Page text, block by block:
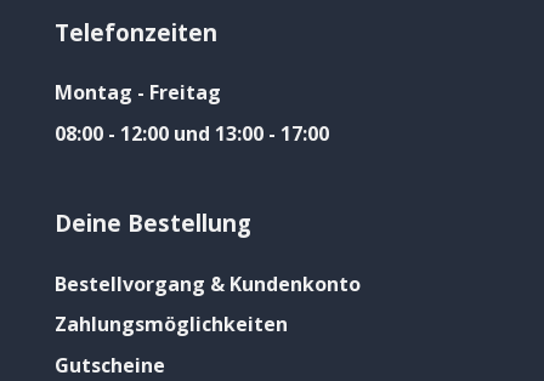
Telefonzeiten
Montag - Freitag
08:00 - 12:00 und 13:00 - 17:00
Deine Bestellung
Bestellvorgang & Kundenkonto
Zahlungsmöglichkeiten
Gutscheine